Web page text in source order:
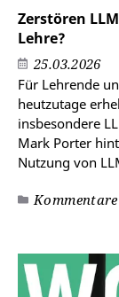
Zerstören
Lehre?
25.03.2026
Für Lehrende
heutzutage
insbesondere
Mark Porter
Nutzung von